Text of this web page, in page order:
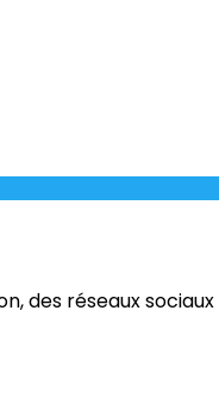
des réseaux sociaux